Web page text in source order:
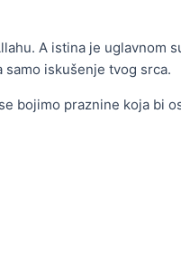
A istina je uglavnom
iskušenje tvog srca.
bojimo praznine koja bi